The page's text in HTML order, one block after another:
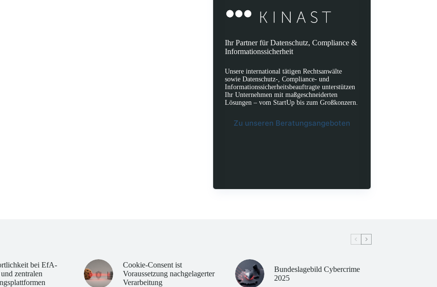
Ihr Partner für Datenschutz, Compliance &
Informationssicherheit
Unsere international tätigen Rechtsanwälte
sowie Datenschutz-, Compliance- und
Informationssicherheitsbeauftragte unterstützen
Ihr Unternehmen mit maßgeschneiderten
Lösungen – vom StartUp bis zum Großkonzern.
Zu unseren Beratungsangeboten
bei EfA-
zentralen
Cookie-Consent ist
Voraussetzung nachgelagerter
Verarbeitung
Bundeslagebild Cybercrime
2025